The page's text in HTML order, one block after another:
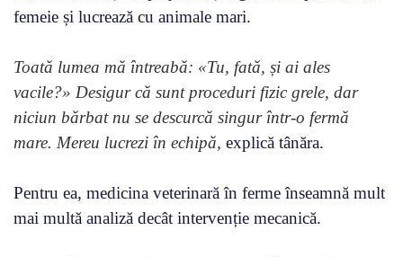
femeie și lucrează cu animale mari.
Toată lumea mă întreabă: «Tu, fată, și ai ales
vacile?» Desigur că sunt proceduri fizic grele, dar
niciun bărbat nu se descurcă singur într-o fermă
mare. Mereu lucrezi în echipă, explică tânăra.
Pentru ea, medicina veterinară în ferme înseamnă mult
mai multă analiză decât intervenție mecanică.